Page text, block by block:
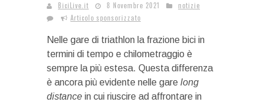
BiciLive.it 8 Novembre 2021
notizie
Articolo sponsorizzato
Nelle gare di triathlon la frazione bici in
termini di tempo e chilometraggio è
sempre la più estesa. Questa differenza
è ancora più evidente nelle gare long
distance in cui riuscire ad affrontare in